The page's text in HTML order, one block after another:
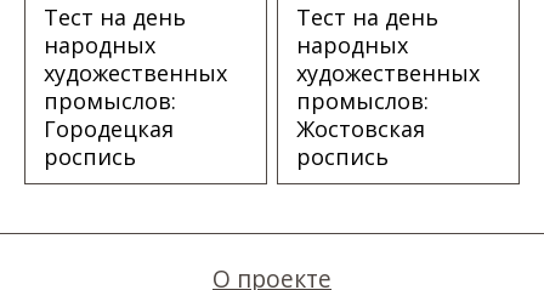
Тест на день
народных
художественных
промыслов:
Городецкая
роспись
Тест на день
народных
художественных
промыслов:
Жостовская
роспись
О проекте